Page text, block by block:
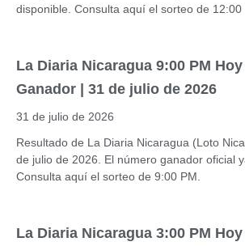
disponible. Consulta aquí el sorteo de 12:00
La Diaria Nicaragua 9:00 PM
Ganador | 31 de julio de 2026
31 de julio de 2026
Resultado de La Diaria Nicaragua (Loto
de julio de 2026. El número ganador oficial
Consulta aquí el sorteo de 9:00 PM.
La Diaria Nicaragua 3:00 PM